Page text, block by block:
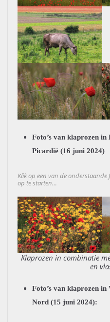
Foto’s van klaprozen in
Picardië (16 juni 2024)
Klik op een van de onderstaande
op te starten…
Klaprozen in combinatie
en
Foto’s van klaprozen
Nord (15 juni 2024):